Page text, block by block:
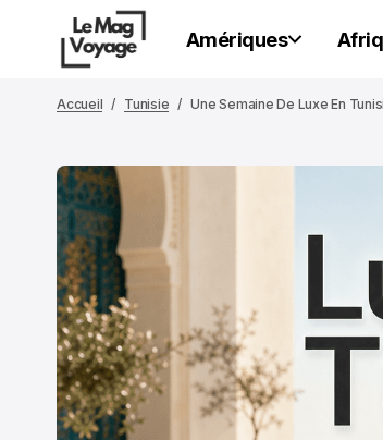
Amériques
Accueil Tunisie Une Semaine De Luxe En